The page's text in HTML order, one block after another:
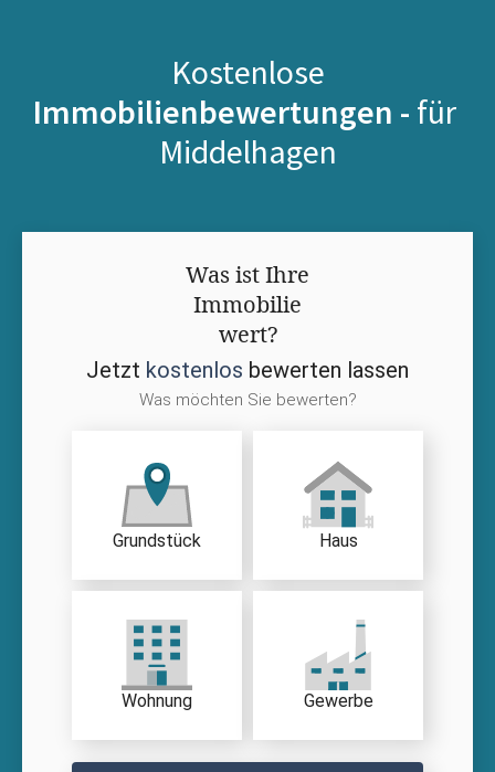
Kostenlose
Immobilienbewertungen - für
Middelhagen
Was ist Ihre
Immobilie
wert?
Jetzt kostenlos bewerten lassen
Was möchten Sie bewerten?
Grundstück Haus
Wohnung Gewerbe